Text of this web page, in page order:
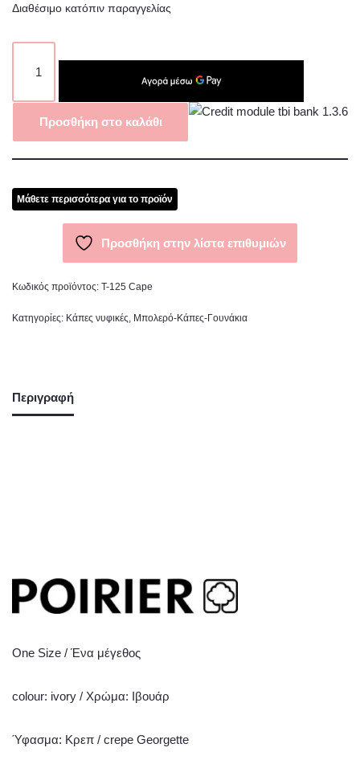
Διαθέσιμο κατόπιν παραγγελίας
Προσθήκη στο καλάθι
Μάθετε περισσότερα για το προϊόν
Προσθήκη στην λίστα επιθυμιών
Κωδικός προϊόντος: T-125 Cape
Κατηγορίες: Κάπες νυφικές, Μπολερό-Κάπες-Γουνάκια
Περιγραφή
One Size / Ένα μέγεθος
colour: ivory / Χρώμα: Ιβουάρ
Ύφασμα: Κρεπ / crepe Georgette